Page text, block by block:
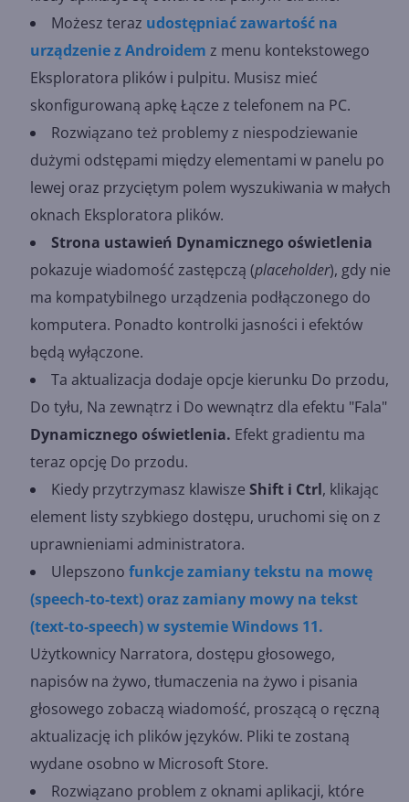
Możesz teraz udostępniać zawartość na
urządzenie z Androidem z menu kontekstowego
Eksploratora plików i pulpitu. Musisz mieć
skonfigurowaną apkę Łącze z telefonem na PC.
Rozwiązano też problemy z niespodziewanie
dużymi odstępami między elementami w panelu po
lewej oraz przyciętym polem wyszukiwania w małych
oknach Eksploratora plików.
Strona ustawień Dynamicznego oświetlenia
pokazuje wiadomość zastępczą (placeholder), gdy nie
ma kompatybilnego urządzenia podłączonego do
komputera. Ponadto kontrolki jasności i efektów
będą wyłączone.
Ta aktualizacja dodaje opcje kierunku Do przodu,
Do tyłu, Na zewnątrz i Do wewnątrz dla efektu "Fala"
Dynamicznego oświetlenia. Efekt gradientu ma
teraz opcję Do przodu.
Kiedy przytrzymasz klawisze Shift i Ctrl, klikając
element listy szybkiego dostępu, uruchomi się on z
uprawnieniami administratora.
Ulepszono funkcje zamiany tekstu na mowę
(speech-to-text) oraz zamiany mowy na tekst
(text-to-speech) w systemie Windows 11.
Użytkownicy Narratora, dostępu głosowego,
napisów na żywo, tłumaczenia na żywo i pisania
głosowego zobaczą wiadomość, proszącą o ręczną
aktualizację ich plików języków. Pliki te zostaną
wydane osobno w Microsoft Store.
Rozwiązano problem z oknami aplikacji, które